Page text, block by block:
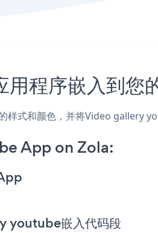
序嵌入到您
式和颜色，并将Video gallery
App on Zola:
youtube嵌入代码段